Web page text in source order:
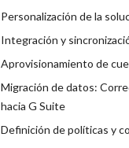
Personalización de la
Integración y
Aprovisionamiento de
Migración de datos:
hacia G Suite
Definición de políticas y